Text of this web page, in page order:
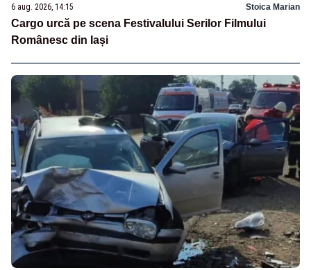
6 aug. 2026, 14:15 Stoica Marian
Cargo urcă pe scena Festivalului Serilor Filmului
Românesc din Iași